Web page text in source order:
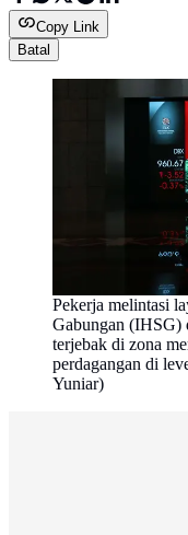
Copy Link
Batal
Pekerja melintasi
Gabungan (IHSG)
terjebak di zona
perdagangan di
Yuniar)